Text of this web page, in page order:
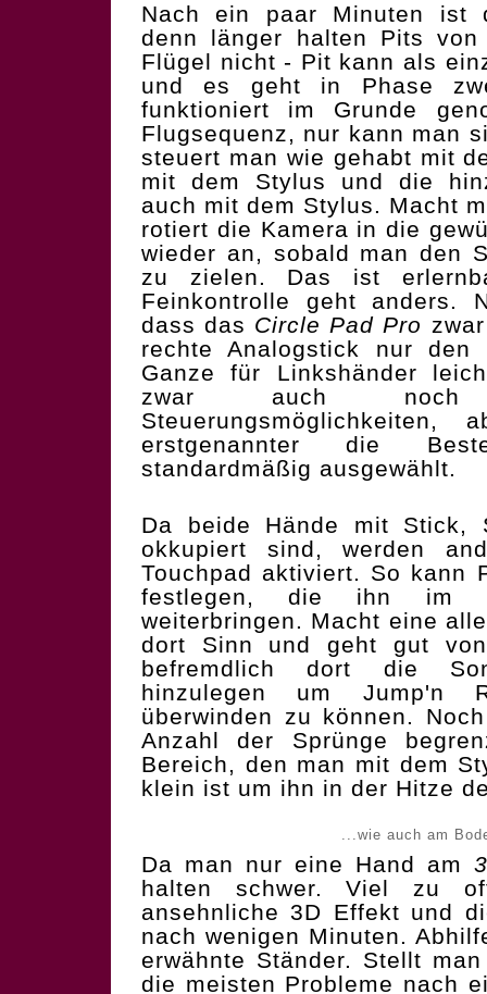
Nach ein paar Minuten ist
denn länger halten Pits von
Flügel nicht - Pit kann als
und es geht in Phase
funktioniert im Grunde
Flugsequenz, nur kann man
steuert man wie gehabt mit
mit dem Stylus und die
auch mit dem Stylus. Macht
rotiert die Kamera in die
wieder an, sobald man den
zu zielen. Das ist
Feinkontrolle geht anders.
dass das Circle Pad Pro
rechte Analogstick nur
Ganze für Linkshänder
zwar auch noch
erstgenannter die
standardmäßig ausgewählt.
Da beide Hände mit Stick,
okkupiert sind, werden
Touchpad aktiviert. So kann
festlegen, die ihn im
weiterbringen. Macht eine
dort Sinn und geht gut
befremdlich dort die
hinzulegen um Jump'n
überwinden zu können.
Anzahl der Sprünge
Bereich, den man mit dem
klein ist um ihn in der Hitze
...wie auch am
Da man nur eine Hand am
halten schwer. Viel zu
ansehnliche 3D Effekt und
nach wenigen Minuten.
erwähnte Ständer. Stellt
die meisten Probleme nach